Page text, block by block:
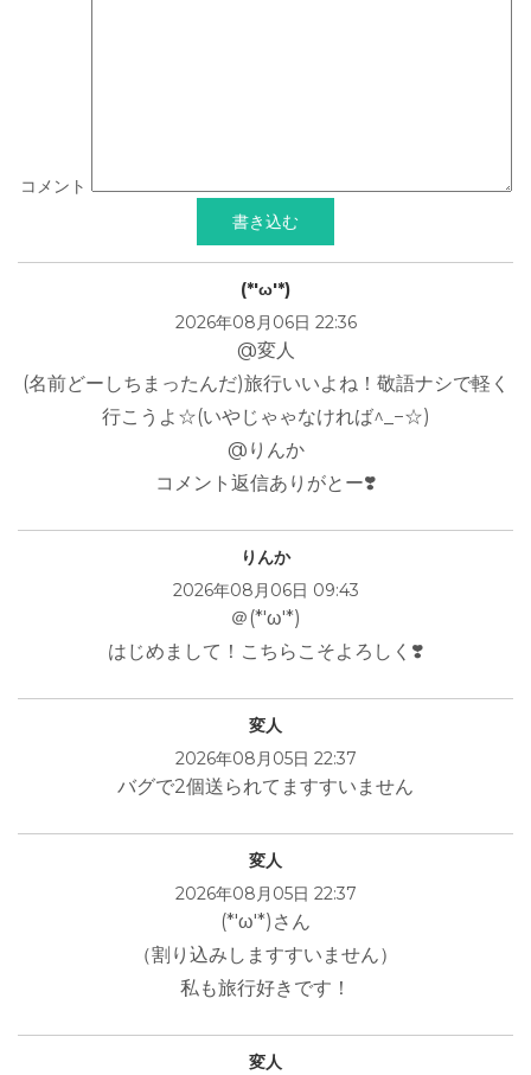
コメント
(*'ω'*)
2026年08月06日 22:36
@変人
(名前どーしちまったんだ)旅行いいよね！敬語ナシで軽く
行こうよ☆(いやじゃゃなければ^_−☆)
@りんか
コメント返信ありがとー❣️
りんか
2026年08月06日 09:43
＠(*'ω'*)
はじめまして！こちらこそよろしく❣️
変人
2026年08月05日 22:37
バグで2個送られてますすいません
変人
2026年08月05日 22:37
(*'ω'*)さん
（割り込みしますすいません）
私も旅行好きです！
変人